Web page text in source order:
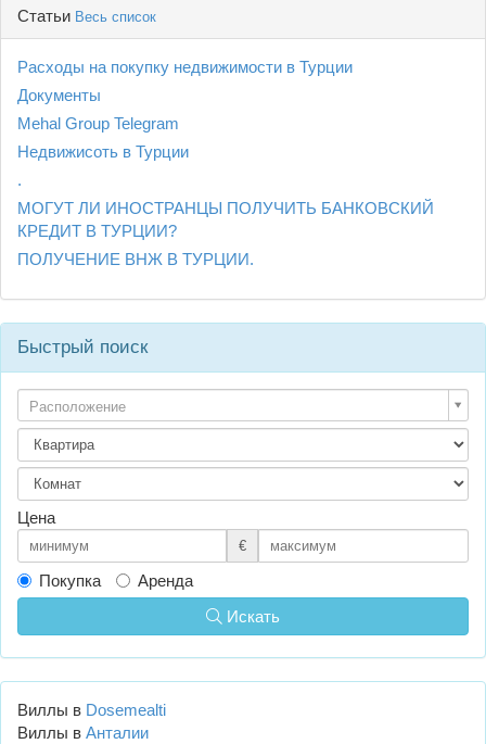
Статьи Весь список
Расходы на покупку недвижимости в Турции
Документы
Mehal Group Telegram
Недвижисоть в Турции
.
МОГУТ ЛИ ИНОСТРАНЦЫ ПОЛУЧИТЬ БАНКОВСКИЙ
КРЕДИТ В ТУРЦИИ?
ПОЛУЧЕНИЕ ВНЖ В ТУРЦИИ.
Быстрый поиск
Расположение
Цена
€
Покупка
Аренда
Искать
Виллы в Dosemealti
Виллы в Анталии